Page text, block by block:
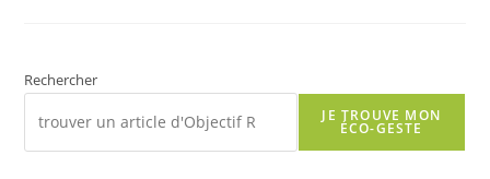
Commerçant.e.s
Y
(1/3)
Rechercher
JE TROUVE MON
ÉCO-GESTE